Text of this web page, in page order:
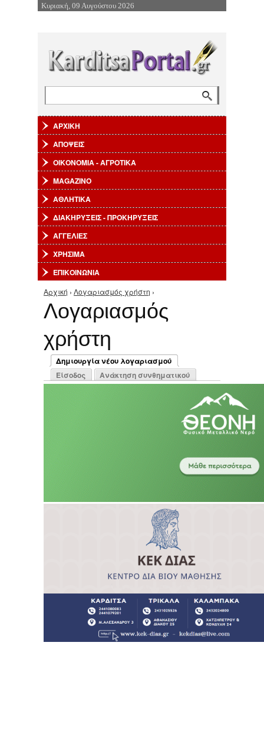
Επιστροφή στην Πλοήγηση
Κυριακή, 09 Αυγούστου 2026
ΑΡΧΙΚΗ
ΑΠΟΨΕΙΣ
ΟΙΚΟΝΟΜΙΑ - ΑΓΡΟΤΙΚΑ
MAGAZINO
ΑΘΛΗΤΙΚΑ
ΔΙΑΚΗΡΥΞΕΙΣ - ΠΡΟΚΗΡΥΞΕΙΣ
ΑΓΓΕΛΙΕΣ
ΧΡΗΣΙΜΑ
ΕΠΙΚΟΙΝΩΝΙΑ
Είστε εδώ
Αρχική › Λογαριασμός χρήστη ›
Λογαριασμός
χρήστη
Πρωτεύουσες καρτέλες
Δημιουργία νέου λογαριασμού
(ενεργή καρτέλα)
Είσοδος Ανάκτηση συνθηματικού